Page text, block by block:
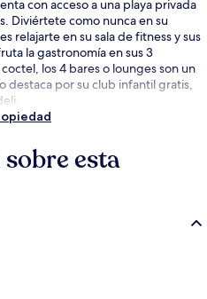
con acceso a una playa privada
Diviértete como nunca en su
relajarte en su sala de fitness y sus
la gastronomía en sus 3
los 4 bares o lounges son un
destaca por su club infantil gratis,
esta